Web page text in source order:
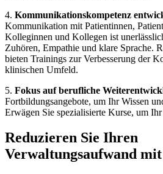
4. Kommunikationskompetenz
Kommunikation mit Patientinnen,
Kolleginnen und Kollegen ist
Zuhören, Empathie und klare Sprache.
bieten Trainings zur Verbesserung der
klinischen Umfeld.
5. Fokus auf berufliche
Fortbildungsangebote, um Ihr Wissen
Erwägen Sie spezialisierte Kurse, um
Reduzieren Sie Ihren
Verwaltungsaufwand